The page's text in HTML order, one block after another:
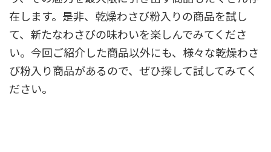
在します。是非、乾燥わさび粉入りの商品を試し
て、新たなわさびの味わいを楽しんでみてくださ
い。今回ご紹介した商品以外にも、様々な乾燥わさ
び粉入り商品があるので、ぜひ探して試してみてく
ださい。